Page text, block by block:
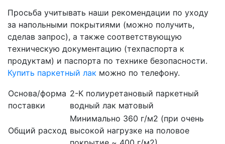
Просьба учитывать наши рекомендации по уходу
за напольными покрытиями (можно получить,
сделав запрос), а также соответствующую
техническую документацию (техпаспорта к
продуктам) и паспорта по технике безопасности.
Купить паркетный лак можно по телефону.
Основа/форма
поставки
2-К полиуретановый паркетный
водный лак матовый
Общий расход
Минимально 360 г/м2 (при очень
высокой нагрузке на половое